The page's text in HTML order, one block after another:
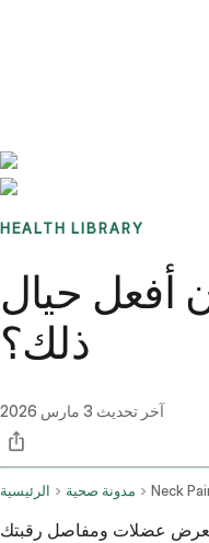
HEALTH LIBRARY
أفعل حيال
ذلك؟
آخر تحديث 3 مارس 2026
الرئيسية مدونة صحية Neck
تتعرض عضلات ومفاصل رقبتك